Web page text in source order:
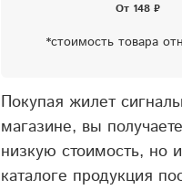
*стоимость товара
Покупая жилет
магазине, вы
низкую стоимость, но
каталоге продукция